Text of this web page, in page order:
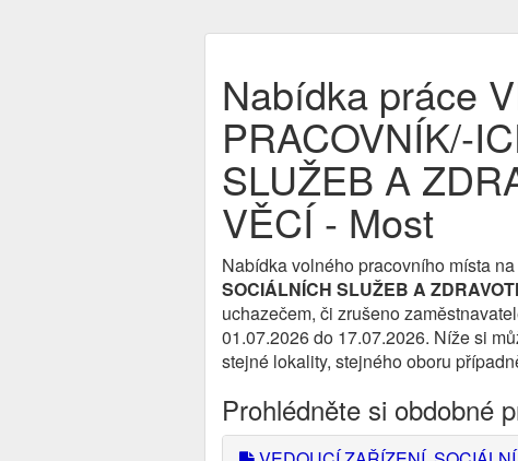
Nabídka práce
PRACOVNÍK/-
SLUŽEB A
VĚCÍ - Most
Nabídka volného pracovního místa
SOCIÁLNÍCH SLUŽEB A
uchazečem, či zrušeno
01.07.2026 do 17.07.2026. Níže si
stejné lokality, stejného oboru
Prohlédněte si obdobné